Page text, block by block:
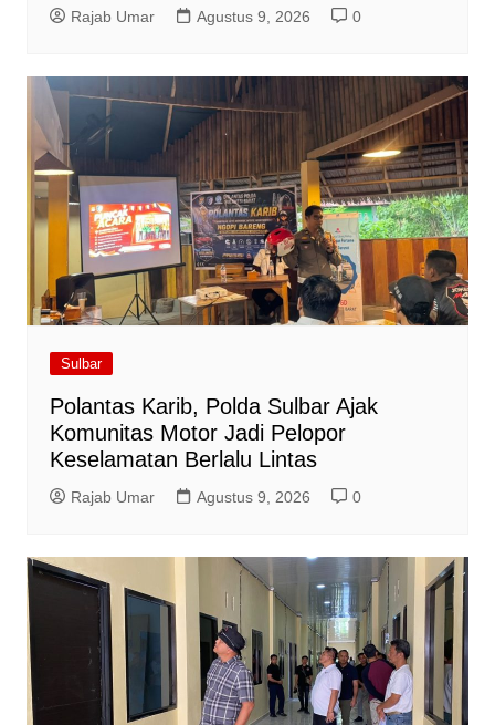
Rajab Umar Agustus 9, 2026 0
Sulbar
Polantas Karib, Polda Sulbar Ajak
Komunitas Motor Jadi Pelopor
Keselamatan Berlalu Lintas
Rajab Umar Agustus 9, 2026 0